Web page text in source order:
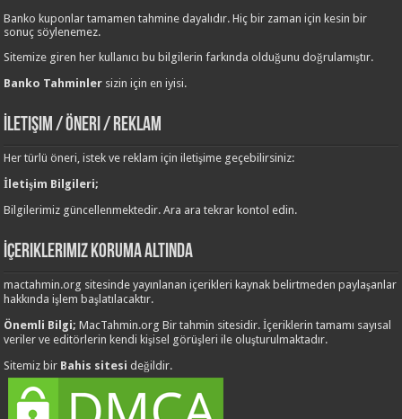
Banko kuponlar tamamen tahmine dayalıdır. Hiç bir zaman için kesin bir
sonuç söylenemez.
Sitemize giren her kullanıcı bu bilgilerin farkında olduğunu doğrulamıştır.
Banko Tahminler sizin için en iyisi.
İletişim / Öneri / Reklam
Her türlü öneri, istek ve reklam için iletişime geçebilirsiniz:
İletişim Bilgileri;
Bilgilerimiz güncellenmektedir. Ara ara tekrar kontol edin.
İçeriklerimiz Koruma Altında
mactahmin.org sitesinde yayınlanan içerikleri kaynak belirtmeden paylaşanlar
hakkında işlem başlatılacaktır.
Önemli Bilgi;MacTahmin.org Bir tahmin sitesidir. İçeriklerin tamamı sayısal
veriler ve editörlerin kendi kişisel görüşleri ile oluşturulmaktadır.
Sitemiz bir Bahis sitesi değildir.